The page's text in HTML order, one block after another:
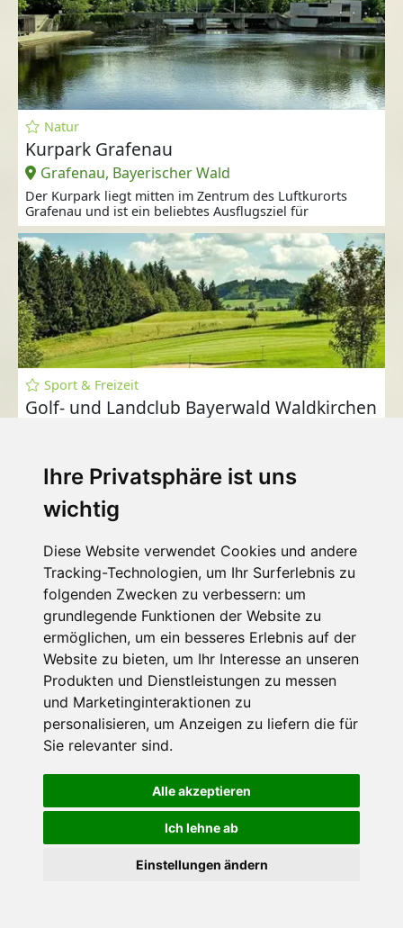
Ihre Privatsphäre ist uns
wichtig
Diese Website verwendet Cookies und andere
Tracking-Technologien, um Ihr Surferlebnis zu
folgenden Zwecken zu verbessern: um
grundlegende Funktionen der Website zu
ermöglichen, um ein besseres Erlebnis auf der
Website zu bieten, um Ihr Interesse an unseren
Produkten und Dienstleistungen zu messen
und Marketinginteraktionen zu
personalisieren, um Anzeigen zu liefern die für
Sie relevanter sind.
Alle akzeptieren
Ich lehne ab
Einstellungen ändern
Natur
Kurpark Grafenau
Grafenau, Bayerischer Wald
Der Kurpark liegt mitten im Zentrum des Luftkurorts
Grafenau und ist ein beliebtes Ausflugsziel für
Sport & Freizeit
Golf- und Landclub Bayerwald Waldkirchen
Loch-Golfplatz mitten im Bayerischen Wald.
Radsport
Bikepark Geisskopf
Bischofsmais, Bayerischer Wald
Besonders MTB-Fahrer kommen mit ihren Bikes in
Bischofsmais voll auf ihre Kosten.